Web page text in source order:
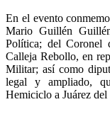
En el evento
Mario Guillén
Política; del Coronel
Calleja Rebollo, en
Militar; así como
legal y ampliado,
Hemiciclo a Juárez